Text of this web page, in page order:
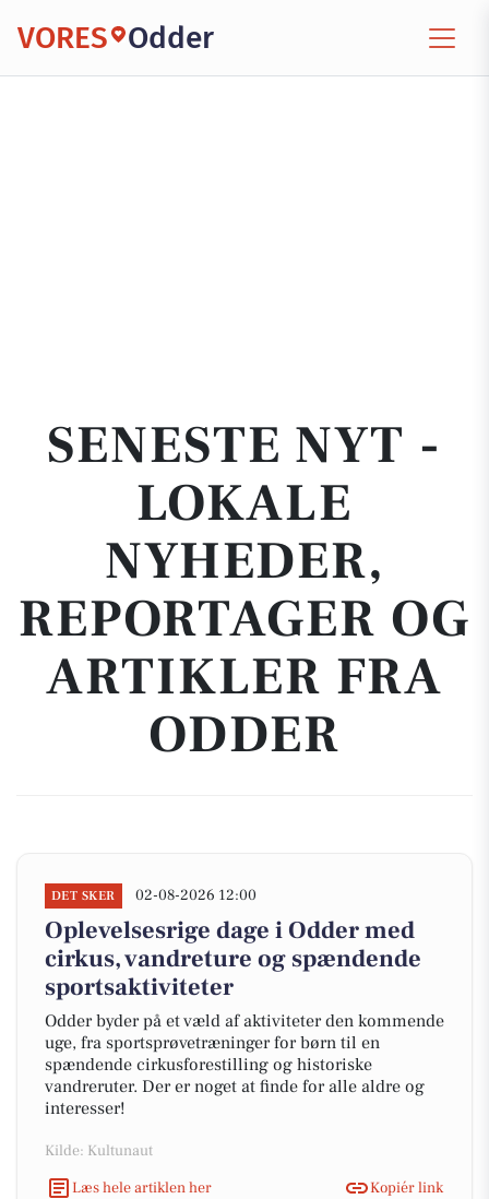
VORES Odder
SENESTE NYT -
LOKALE
NYHEDER,
REPORTAGER OG
ARTIKLER FRA
ODDER
DET SKER 02-08-2026 12:00
Oplevelsesrige dage i Odder med
cirkus, vandreture og spændende
sportsaktiviteter
Odder byder på et væld af aktiviteter den kommende
uge, fra sportsprøvetræninger for børn til en
spændende cirkusforestilling og historiske
vandreruter. Der er noget at finde for alle aldre og
interesser!
Kilde: Kultunaut
Læs hele artiklen her
Kopiér link